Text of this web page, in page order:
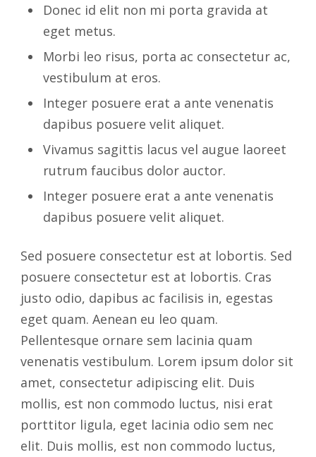
Donec id elit non mi porta gravida at
eget metus.
Morbi leo risus, porta ac consectetur ac,
vestibulum at eros.
Integer posuere erat a ante venenatis
dapibus posuere velit aliquet.
Vivamus sagittis lacus vel augue laoreet
rutrum faucibus dolor auctor.
Integer posuere erat a ante venenatis
dapibus posuere velit aliquet.
Sed posuere consectetur est at lobortis. Sed
posuere consectetur est at lobortis. Cras
justo odio, dapibus ac facilisis in, egestas
eget quam. Aenean eu leo quam.
Pellentesque ornare sem lacinia quam
venenatis vestibulum. Lorem ipsum dolor sit
amet, consectetur adipiscing elit. Duis
mollis, est non commodo luctus, nisi erat
porttitor ligula, eget lacinia odio sem nec
elit. Duis mollis, est non commodo luctus,